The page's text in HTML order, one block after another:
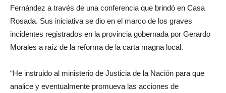
Fernández a través de una conferencia que brindó en Casa
Rosada. Sus iniciativa se dio en el marco de los graves
incidentes registrados en la provincia gobernada por Gerardo
Morales a raíz de la reforma de la carta magna local.
“He instruido al ministerio de Justicia de la Nación para que
analice y eventualmente promueva las acciones de